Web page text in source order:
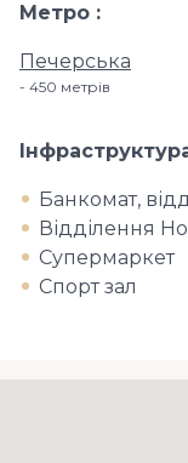
Метро
Печерська
450 метрів
Банкомат,
Відділення
Супермаркет
Спорт зал